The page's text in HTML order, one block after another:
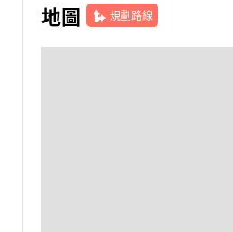
地圖 規劃路線